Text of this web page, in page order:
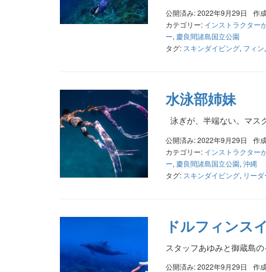
公開済み: 2022年9月29日 作
カテゴリー: インストラクター
ー, 慶良間諸島国立公園
タグ: スキンダイビング, フィン,
水泳部姉妹
泳ぎが、半端ない。マ
公開済み: 2022年9月29日 作
カテゴリー: インストラクター
ー, 慶良間諸島国立公園, 沖縄
タグ: スキンダイビング, リー
ドルフィンス
スタッフあゆみと御蔵島
公開済み: 2022年9月29日 作